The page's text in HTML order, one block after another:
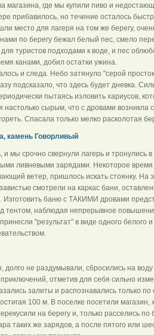
магазина, где мы купили пиво и
прибавилось, но течение осталось
место для лагеря на том же берегу,
по берегу бежал белый пес, смело
туристов подходами к воде, и пес
канами, добил остатки ужина.
и следа. Небо затянуло "серой
подсказало, что здесь будет дневка.
пытаясь изловить хариусов,
настолько сырым, что с дровами возникла
Спасала только мелко расколотая
камень Говорливый
и мы срочно свернули лагерь и тронулись
ливневыми зарядами. Некоторое время
ветер, пришлось искать стоянку. На
смотрели на каркас бани,
баню с ТАКИМИ дровами
тентом, наблюдая непрерывное
"результат" в виде одного белого
долго не раздумывали, сбросились на
отметив для себя сильно
залиты и распознавались только
100 м. В поселке посетили магазин,
на берегу и, только расселись
таких же зарядов, а после пятого или